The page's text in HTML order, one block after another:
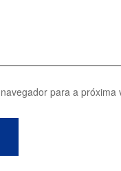
para a próxima